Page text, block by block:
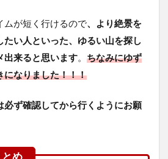
ムが短く行けるので、より絶景を
たい人といった、ゆるい山を探し
出来ると思います。 ちなみにゆず
になりました！！！
必ず確認してから行くようにお願